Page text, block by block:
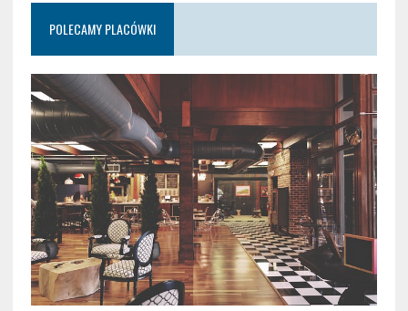
POLECAMY PLACÓWKI